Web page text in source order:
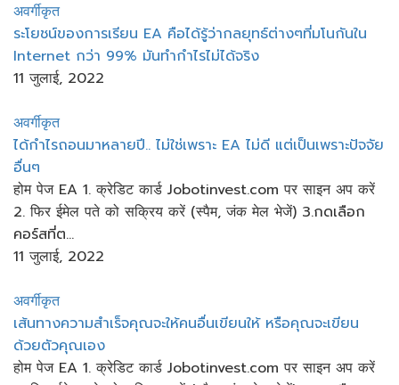
अवर्गीकृत
ระโยชน์​ของการเรียน​ EA​ คือได้รู้ว่ากลยุทธ์​ต่างๆที่มโนกันใน​
Internet​ กว่า​ 99% มันทำกำไรไม่ได้จริง
11 जुलाई, 2022
अवर्गीकृत
ได้กำไรถอนมาหลายปี​.. ไม่ใช่เพราะ​ EA​ ไม่ดี​ แต่เป็นเพราะปัจจัย
อื่นๆ
होम पेज EA 1. क्रेडिट कार्ड Jobotinvest.com पर साइन अप करें
2. फिर ईमेल पते को सक्रिय करें (स्पैम, जंक मेल भेजें) 3.กดเลือก
คอร์สที่ต...
11 जुलाई, 2022
अवर्गीकृत
เส้นทางความสำเร็จคุณจะให้คนอื่นเขียนให้ หรือคุณจะเขียน
ด้วยตัวคุณเอง
होम पेज EA 1. क्रेडिट कार्ड Jobotinvest.com पर साइन अप करें